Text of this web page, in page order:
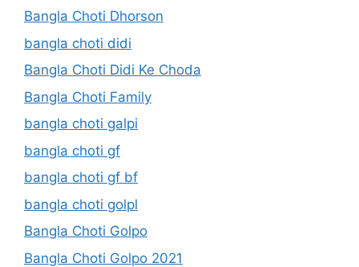
Bangla Choti Dhorson
bangla choti didi
Bangla Choti Didi Ke Choda
Bangla Choti Family
bangla choti galpi
bangla choti gf
bangla choti gf bf
bangla choti golpl
Bangla Choti Golpo
Bangla Choti Golpo 2021